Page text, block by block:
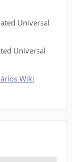
Universal
Universal
Wiki